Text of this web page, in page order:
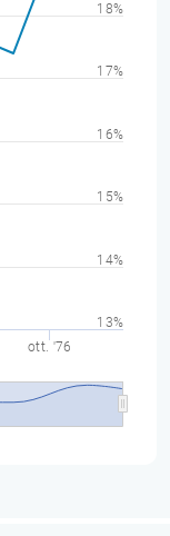
ott. '76
13%
14%
15%
16%
17%
18%